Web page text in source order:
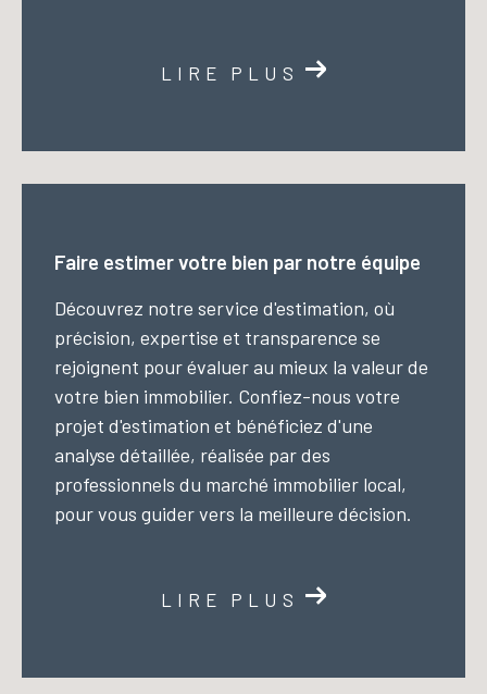
LIRE PLUS
Faire estimer votre bien par notre équipe
Découvrez notre service d'estimation, où
précision, expertise et transparence se
rejoignent pour évaluer au mieux la valeur de
votre bien immobilier. Confiez-nous votre
projet d'estimation et bénéficiez d'une
analyse détaillée, réalisée par des
professionnels du marché immobilier local,
pour vous guider vers la meilleure décision.
LIRE PLUS